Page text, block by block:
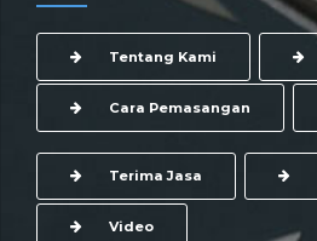
Tentang Kami
Cara Pemasangan
Terima Jasa
Video